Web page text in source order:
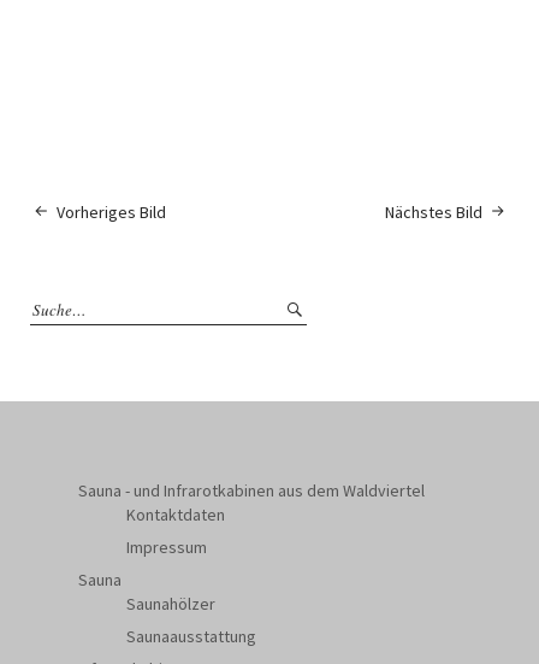
Nächstes Bild
Vorheriges Bild
Sauna - und Infrarotkabinen aus dem Waldviertel
Kontaktdaten
Impressum
Sauna
Saunahölzer
Saunaausstattung